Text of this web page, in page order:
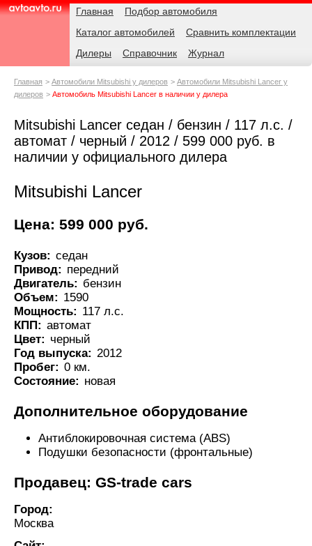
AvtoAvto.ru
Навигация Главная
Подбор автомобиля
Каталог автомобилей
Сравнить комплектации
Дилеры
Справочник Журнал
Родительские
Главная Автомобили Mitsubishi у дилеров
Автомобили Mitsubishi Lancer у
дилеров
Автомобиль Mitsubishi Lancer в наличии у дилера
Mitsubishi Lancer седан / бензин / 117 л.с. /
автомат / черный / 2012 / 599 000 руб. в
наличии у официального дилера
Mitsubishi Lancer
Цена: 599 000 руб.
Кузов: седан
Привод: передний
Двигатель: бензин
Объем: 1590
Мощность: 117 л.с.
КПП: автомат
Цвет: черный
Год выпуска: 2012
Пробег: 0 км.
Состояние: новая
Дополнительное оборудование
Антиблокировочная система (ABS)
Подушки безопасности (фронтальные)
Продавец: GS-trade cars
Город:
Москва